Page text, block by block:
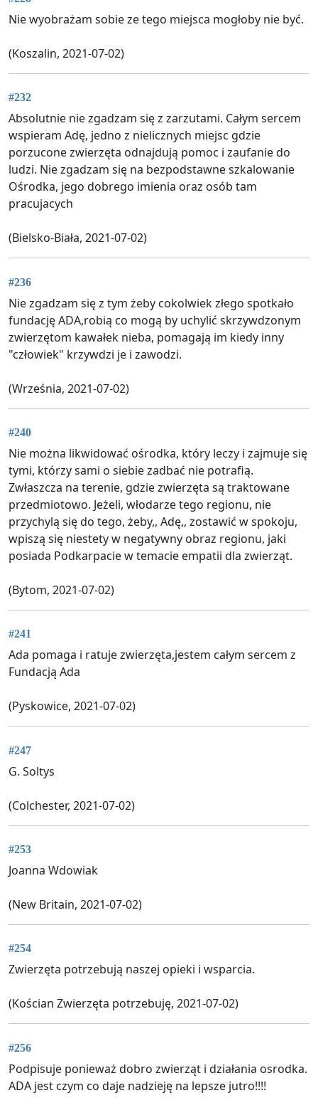
Nie wyobrażam sobie ze tego miejsca mogłoby nie być.
(Koszalin, 2021-07-02)
#232
Absolutnie nie zgadzam się z zarzutami. Całym sercem
wspieram Adę, jedno z nielicznych miejsc gdzie
porzucone zwierzęta odnajdują pomoc i zaufanie do
ludzi. Nie zgadzam się na bezpodstawne szkalowanie
Ośrodka, jego dobrego imienia oraz osób tam
pracujacych
(Bielsko-Biała, 2021-07-02)
#236
Nie zgadzam się z tym żeby cokolwiek złego spotkało
fundację ADA,robią co mogą by uchylić skrzywdzonym
zwierzętom kawałek nieba, pomagają im kiedy inny
"człowiek" krzywdzi je i zawodzi.
(Września, 2021-07-02)
#240
Nie można likwidować ośrodka, który leczy i zajmuje się
tymi, którzy sami o siebie zadbać nie potrafią.
Zwłaszcza na terenie, gdzie zwierzęta są traktowane
przedmiotowo. Jeżeli, włodarze tego regionu, nie
przychylą się do tego, żeby,, Adę,, zostawić w spokoju,
wpiszą się niestety w negatywny obraz regionu, jaki
posiada Podkarpacie w temacie empatii dla zwierząt.
(Bytom, 2021-07-02)
#241
Ada pomaga i ratuje zwierzęta,jestem całym sercem z
Fundacją Ada
(Pyskowice, 2021-07-02)
#247
G. Soltys
(Colchester, 2021-07-02)
#253
Joanna Wdowiak
(New Britain, 2021-07-02)
#254
Zwierzęta potrzebują naszej opieki i wsparcia.
(Kościan Zwierzęta potrzebuję, 2021-07-02)
#256
Podpisuje ponieważ dobro zwierząt i działania osrodka.
ADA jest czym co daje nadzieję na lepsze jutro!!!!